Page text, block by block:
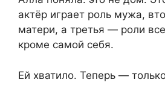
актёр играет роль мужа,
матери, а третья — роли
кроме самой себя.
Ей хватило. Теперь —